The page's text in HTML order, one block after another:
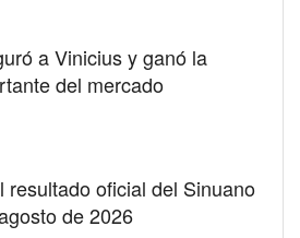
a Vinicius y ganó la
del mercado
resultado oficial del Sinuano
de 2026